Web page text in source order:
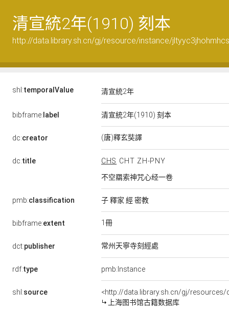
清宣統2年(1910) 刻本
http://data.library.sh.cn/gj/resource/instance/
shl:temporalValue 清宣統2年
bibframe:label 清宣統2年(1910) 刻本
dc:creator (唐)釋玄奘譯
dc:title CHS CHT ZH-PNY
不空羂索神咒心经一卷
pmb:classification 子 釋家 經 密教
bibframe:extent 1冊
dct:publisher 常州天寧寺刻經處
rdf:type pmb:Instance
shl:source
<http://data.library.sh.cn/gj/
上海图书馆古籍数据库